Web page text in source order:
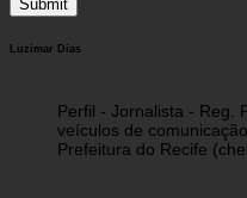
Luzimar Dias
Perfil - Jornalista - Reg.
veículos de
Prefeitura do Recife